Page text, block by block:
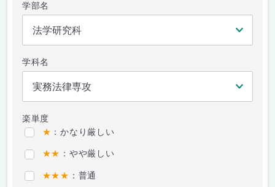
学部名
学科名
楽単度
★ ：かなり厳しい
★★ ：やや厳しい
★★★ ：普通